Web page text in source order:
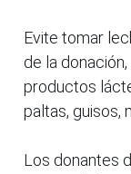
Evite tomar
de la
productos
paltas, guisos,
Los donantes